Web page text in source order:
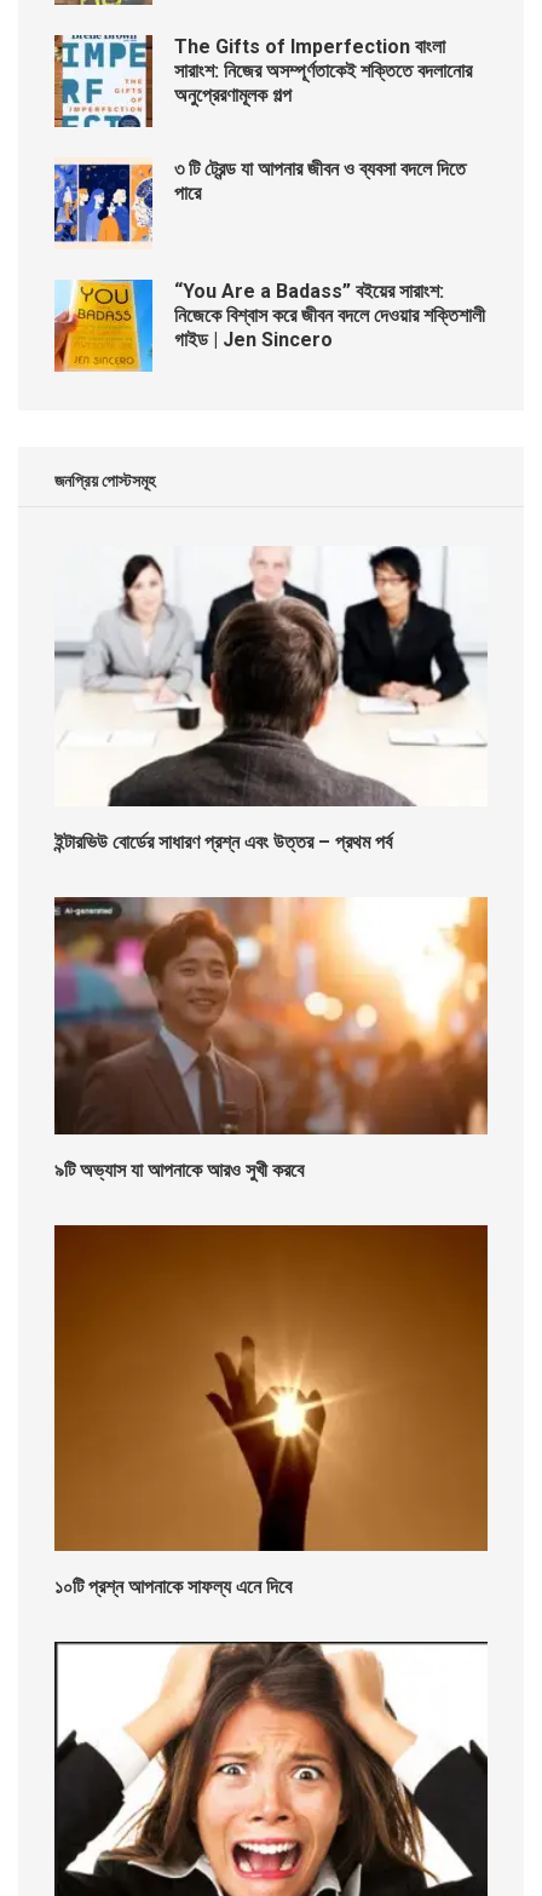
The Gifts of Imperfection বাংলা
সারাংশ: নিজের অসম্পূর্ণতাকেই শক্তিতে বদলানোর
অনুপ্রেরণামূলক গল্প
৩ টি ট্রেন্ড যা আপনার জীবন ও ব্যবসা বদলে দিতে
পারে
“You Are a Badass” বইয়ের সারাংশ:
নিজেকে বিশ্বাস করে জীবন বদলে দেওয়ার শক্তিশালী
গাইড | Jen Sincero
জনপ্রিয় পোস্টসমূহ
ইন্টারভিউ বোর্ডের সাধারণ প্রশ্ন এবং উত্তর – প্রথম পর্ব
৯টি অভ্যাস যা আপনাকে আরও সুখী করবে
১০টি প্রশ্ন আপনাকে সাফল্য এনে দিবে